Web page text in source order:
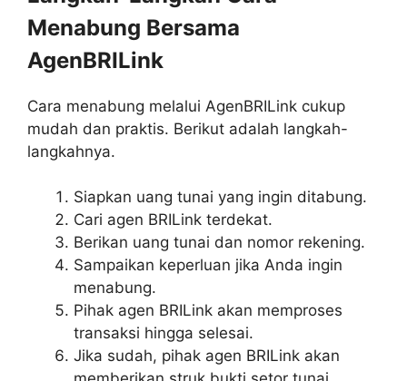
Menabung Bersama
AgenBRILink
Cara menabung melalui AgenBRILink cukup
mudah dan praktis. Berikut adalah langkah-
langkahnya.
Siapkan uang tunai yang ingin ditabung.
Cari agen BRILink terdekat.
Berikan uang tunai dan nomor rekening.
Sampaikan keperluan jika Anda ingin
menabung.
Pihak agen BRILink akan memproses
transaksi hingga selesai.
Jika sudah, pihak agen BRILink akan